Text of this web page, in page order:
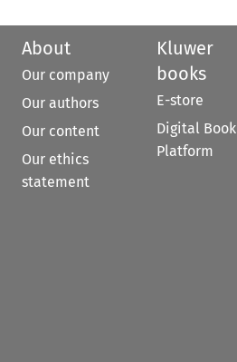
About
Our company
Our authors
Our content
Our ethics
statement
Kluwer
books
E-store
Digital Book
Platform